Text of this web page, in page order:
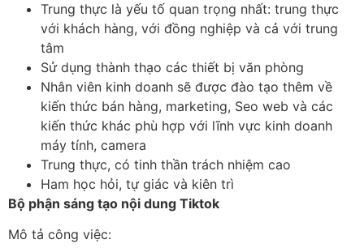
Trung thực là yếu tố quan trọng nhất: trung thực
với khách hàng, với đồng nghiệp và cả với trung
tâm
Sử dụng thành thạo các thiết bị văn phòng
Nhân viên kinh doanh sẽ được đào tạo thêm về
kiến thức bán hàng, marketing, Seo web và các
kiến thức khác phù hợp với lĩnh vực kinh doanh
máy tính, camera
Trung thực, có tinh thần trách nhiệm cao
Ham học hỏi, tự giác và kiên trì
Bộ phận sáng tạo nội dung Tiktok
Mô tả công việc: